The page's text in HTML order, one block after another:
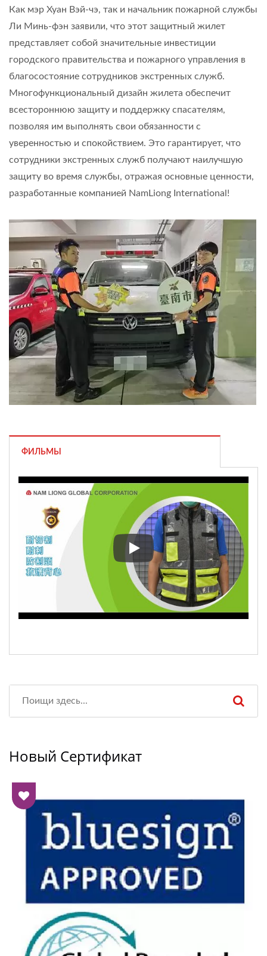
Как мэр Хуан Вэй-чэ, так и начальник пожарной службы
Ли Минь-фэн заявили, что этот защитный жилет
представляет собой значительные инвестиции
городского правительства и пожарного управления в
благосостояние сотрудников экстренных служб.
Многофункциональный дизайн жилета обеспечит
всестороннюю защиту и поддержку спасателям,
позволяя им выполнять свои обязанности с
уверенностью и спокойствием. Это гарантирует, что
сотрудники экстренных служб получают наилучшую
защиту во время службы, отражая основные ценности,
разработанные компанией NamLiong International!
ФИЛЬМЫ
Спасатели Тайбэя получили
Новый Сертификат